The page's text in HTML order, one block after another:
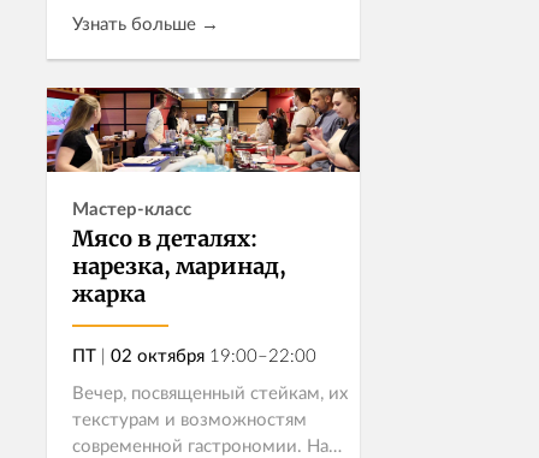
уголков мира, чтобы показать,
насколько многогранным
может быть этот делика...
Узнать больше →
Записаться
Мастер-класс
Мясо в деталях:
нарезка, маринад,
жарка
ПТ | 02 октября 19:00–22:00
Вечер, посвященный стейкам, их
текстурам и возможностям
современной гастрономии. На